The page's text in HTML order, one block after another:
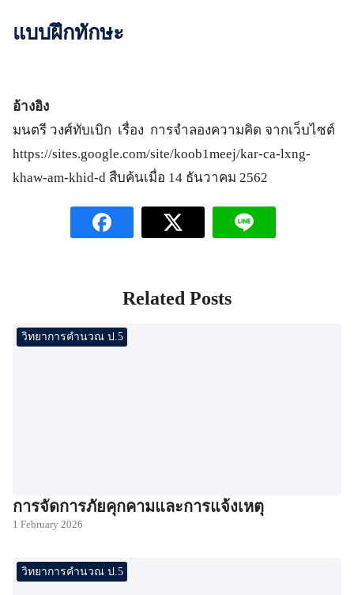
แบบฝึกทักษะ
อ้างอิง
มนตรี วงศ์ทับเบิก เรื่อง การจำลองความคิด จากเว็บไซต์
https://sites.google.com/site/koob1meej/kar-ca-lxng-
khaw-am-khid-d สืบค้นเมื่อ 14 ธันวาคม 2562
Related Posts
วิทยาการคำนวณ ป.5
การจัดการภัยคุกคามและการแจ้งเหตุ
1 February 2026
วิทยาการคำนวณ ป.5